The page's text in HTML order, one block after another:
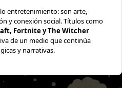
entretenimiento: son arte,
y conexión social. Títulos como
Fortnite y The Witcher
de un medio que continúa
y narrativas.